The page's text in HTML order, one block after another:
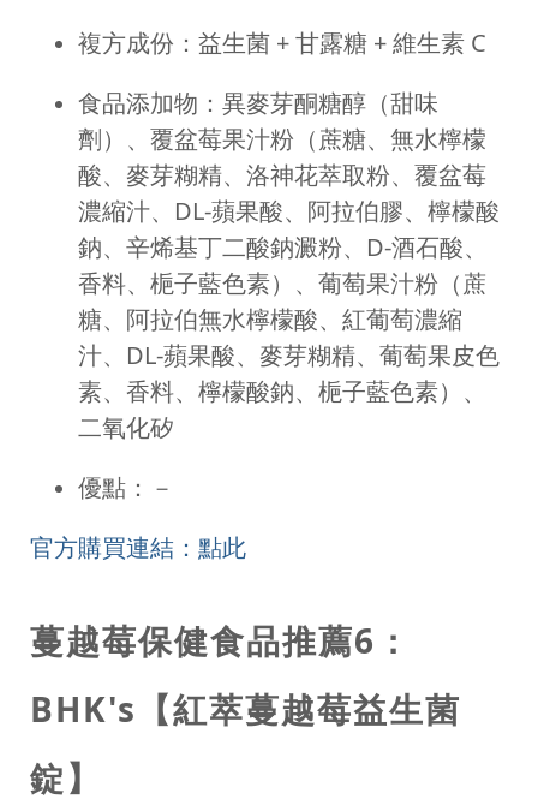
複方成份：益生菌 + 甘露糖 + 維生素 C
食品添加物：異麥芽酮糖醇（甜味
劑）、覆盆莓果汁粉（蔗糖、無水檸檬
酸、麥芽糊精、洛神花萃取粉、覆盆莓
濃縮汁、DL-蘋果酸、阿拉伯膠、檸檬酸
鈉、辛烯基丁二酸鈉澱粉、D-酒石酸、
香料、梔子藍色素）、葡萄果汁粉（蔗
糖、阿拉伯無水檸檬酸、紅葡萄濃縮
汁、DL-蘋果酸、麥芽糊精、葡萄果皮色
素、香料、檸檬酸鈉、梔子藍色素）、
二氧化矽
優點：－
官方購買連結：點此
蔓越莓保健食品推薦6：
BHK's【紅萃蔓越莓益生菌
錠】